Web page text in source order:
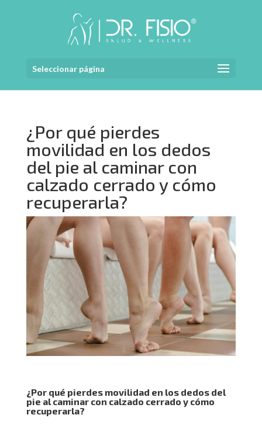
Seleccionar página
¿Por qué pierdes
movilidad en los dedos
del pie al caminar con
calzado cerrado y cómo
recuperarla?
¿Por qué pierdes movilidad en los dedos del
pie al caminar con calzado cerrado y cómo
recuperarla?